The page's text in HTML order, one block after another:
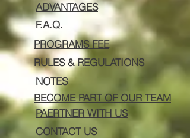
ADVANTAGES
F.A.Q.
PROGRAMS FEE
RULES & REGULATIONS
NOTES
BECOME PART OF OUR TEAM
PAERTNER WITH US
CONTACT US